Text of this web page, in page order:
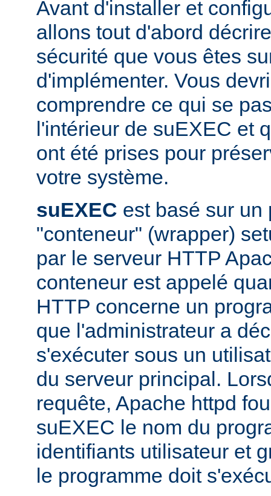
Avant d'installer et
allons tout d'abord
sécurité que vous êtes
d'implémenter. Vous
comprendre ce qui se
l'intérieur de suEXEC et
ont été prises pour
votre système.
suEXEC est basé sur un
"conteneur" (wrapper)
par le serveur HTTP
conteneur est appelé
HTTP concerne un
que l'administrateur a
s'exécuter sous un
du serveur principal.
requête, Apache httpd
suEXEC le nom du
identifiants utilisateur et
le programme doit